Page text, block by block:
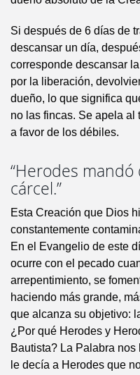
Si después de 6 días de
descansar un día,
corresponde descansar
por la liberación,
dueño, lo que significa
no las fincas. Se apela al
a favor de los débiles.
“Herodes mandó
cárcel.”
Esta Creación que Dios
constantemente
En el Evangelio de este
ocurre con el pecado
arrepentimiento, se
haciendo más grande,
que alcanza su objetivo:
¿Por qué Herodes y
Bautista? La Palabra nos
le decía a Herodes que